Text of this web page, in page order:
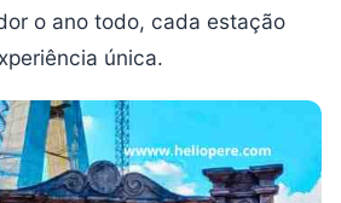
o ano todo, cada estação
única.